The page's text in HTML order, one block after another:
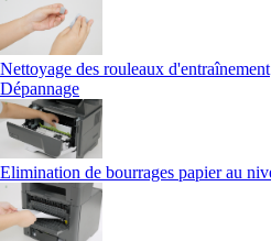
Nettoyage des rouleaux d'entraînement
Dépannage
Elimination de bourrages papier au